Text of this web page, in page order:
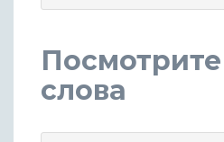
слова